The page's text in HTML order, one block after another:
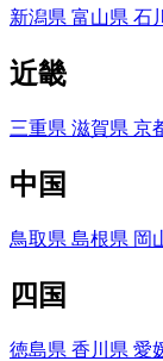
新潟県 富山県 石
近畿
三重県 滋賀県 京
中国
鳥取県 島根県 岡
四国
徳島県 香川県 愛